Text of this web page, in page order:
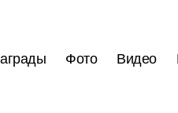
Фото Видео